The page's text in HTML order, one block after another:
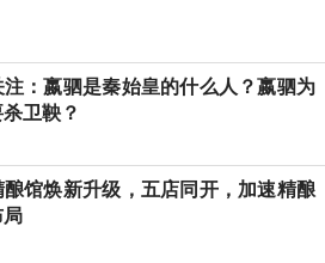
注：嬴驷是秦始皇的什么人？嬴驷为
卫鞅？
酿馆焕新升级，五店同开，加速精酿
局